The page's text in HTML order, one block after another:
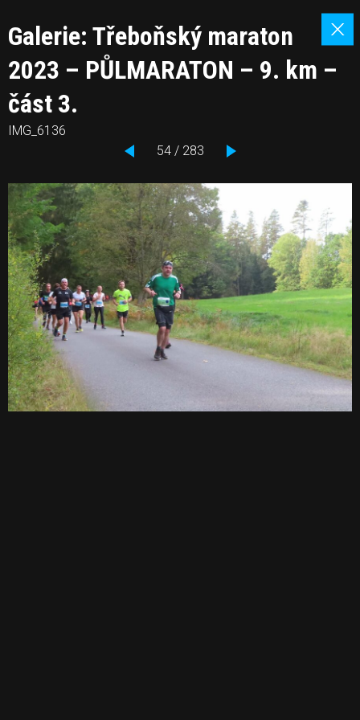
Galerie: Třeboňský maraton
2023 – PŮLMARATON – 9. km –
část 3.
IMG_6136
54 / 283